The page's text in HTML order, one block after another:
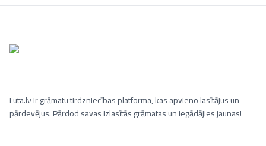
Luta.lv ir grāmatu tirdzniecības platforma, kas apvieno lasītājus un
pārdevējus. Pārdod savas izlasītās grāmatas un iegādājies jaunas!